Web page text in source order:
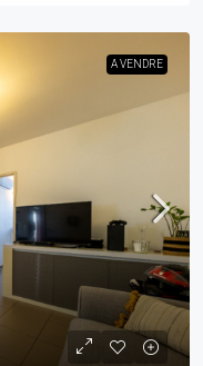
A VENDRE